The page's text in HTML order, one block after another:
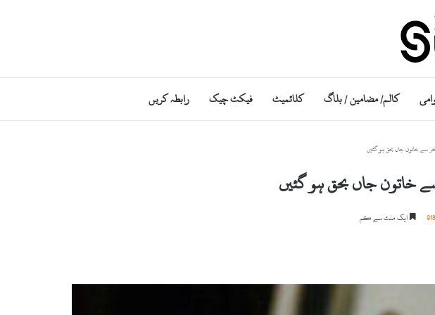
کالم/ مضامین / بلاگ کلائمیٹ فیکٹ چیک رابطہ کریں
سے خاتون جاں بحق ہو گئیں
خاتون جاں بحق ہو گئیں
918 ایک منٹ سے کم